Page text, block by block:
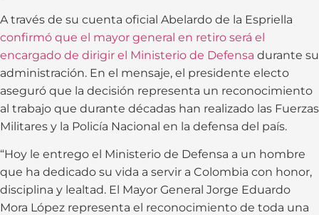
A través de su cuenta oficial Abelardo de la Espriella
confirmó que el mayor general en retiro será el
encargado de dirigir el Ministerio de Defensa durante su
administración. En el mensaje, el presidente electo
aseguró que la decisión representa un reconocimiento
al trabajo que durante décadas han realizado las Fuerzas
Militares y la Policía Nacional en la defensa del país.
“Hoy le entrego el Ministerio de Defensa a un hombre
que ha dedicado su vida a servir a Colombia con honor,
disciplina y lealtad. El Mayor General Jorge Eduardo
Mora López representa el reconocimiento de toda una